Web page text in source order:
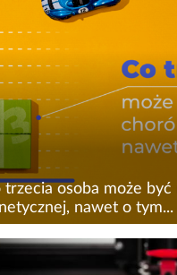
trzecia osoba może
nawet o tym...
dla większości osób
ludność danego